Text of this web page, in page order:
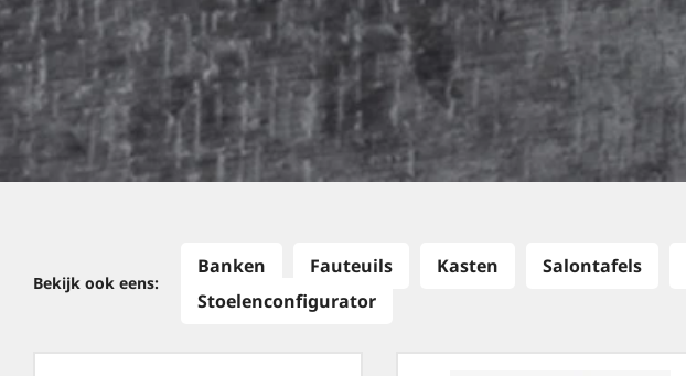
Bekijk ook eens:
Banken Fauteuils Kasten Salontafels
Stoelenconfigurator